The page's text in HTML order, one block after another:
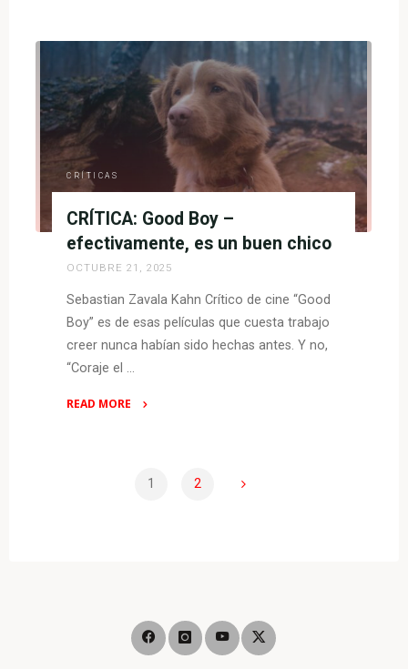
orfanato:
posesión
–
no
hay
terror,
solo
confusión"
CRÍTICAS
CRÍTICA: Good Boy –
efectivamente, es un buen chico
OCTUBRE 21, 2025
Sebastian Zavala Kahn Crítico de cine “Good
Boy” es de esas películas que cuesta trabajo
creer nunca habían sido hechas antes. Y no,
“Coraje el …
READ MORE
entradas
1 2